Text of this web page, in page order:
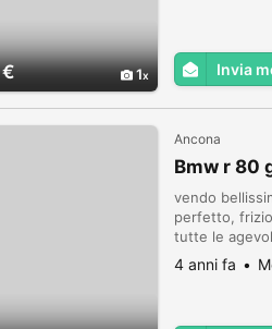
€ 1 Invia
Ancona
Bmw r 80
vendo
perfetto,
tutte le
info
4 anni fa